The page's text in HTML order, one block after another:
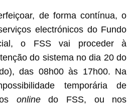
de forma contínua, o
electrónicos do Fundo
o FSS vai proceder à
do sistema no dia 20 do
das 08h00 às 17h00. Na
temporária de
onlinedo FSS, ou nos